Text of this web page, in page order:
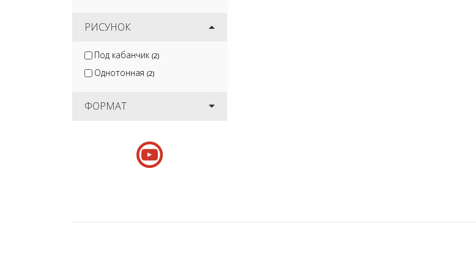
РИСУНОК
Под кабанчик (2)
Однотонная (2)
ФОРМАТ